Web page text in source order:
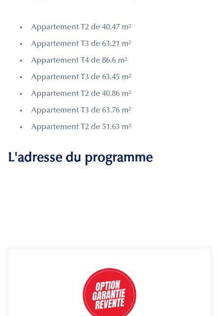
Appartement T2 de 40.47 m²
Appartement T3 de 63.21 m²
Appartement T4 de 86.6 m²
Appartement T3 de 63.45 m²
Appartement T2 de 40.86 m²
Appartement T3 de 63.76 m²
Appartement T2 de 51.63 m²
L'adresse du programme